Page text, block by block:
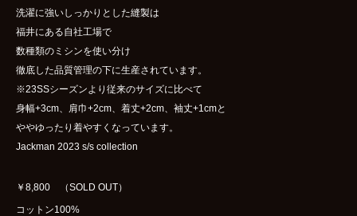
洗濯に強いしっかりとした縫製は
福井にある自社工場で
数種類のミシンを使い分け
徹底した品質管理の下に生産されています。
※23SSシーズンより従来のサイズに比べて
身幅+3cm、肩巾+2cm、着丈+2cm、袖丈+1cmと
ややゆったり着やすくなっています。
Jackman 2023 s/s collection
￥8,800 （SOLD OUT）
コットン100%